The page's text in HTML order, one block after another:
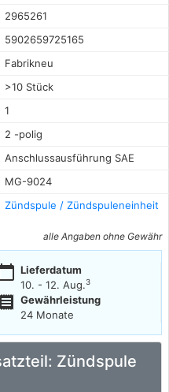
2965261
5902659725165
Fabrikneu
>10 Stück
1
2 -polig
Anschlussausführung SAE
MG-9024
Zündspule / Zündspuleneinheit
alle Angaben ohne Gewähr
Lieferdatum
10. - 12. Aug.3
receipt
Gewährleistung
24 Monate
Zündspule